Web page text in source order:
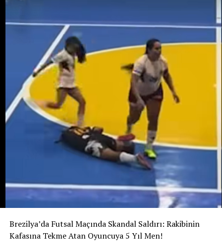
bebeği almak amacıyla işlenmiş olabileceği ihtimali
araştırılıyor. Ancak bunun henüz kanıtlanmış bir sonuç
değil, soruşturma kapsamında değerlendirilen bir ihtimal
olduğu belirtiliyor.
Ailenin açıklamasına göre Potosi bir kız çocuğu
bekliyordu. 12 Ağustos’ta dünyaya gelmesi beklenen
bebeğe “Alahia” adı verilmişti.
Maria Potosi toprağa verilirken soruşturmanın en
önemli sorusu hâlâ yanıt bekliyor: Alahia nerede ve
Brezilya’da Futsal Maçında Skandal Saldırı: Rakibinin
Kafasına Tekme Atan Oyuncuya 5 Yıl Men!